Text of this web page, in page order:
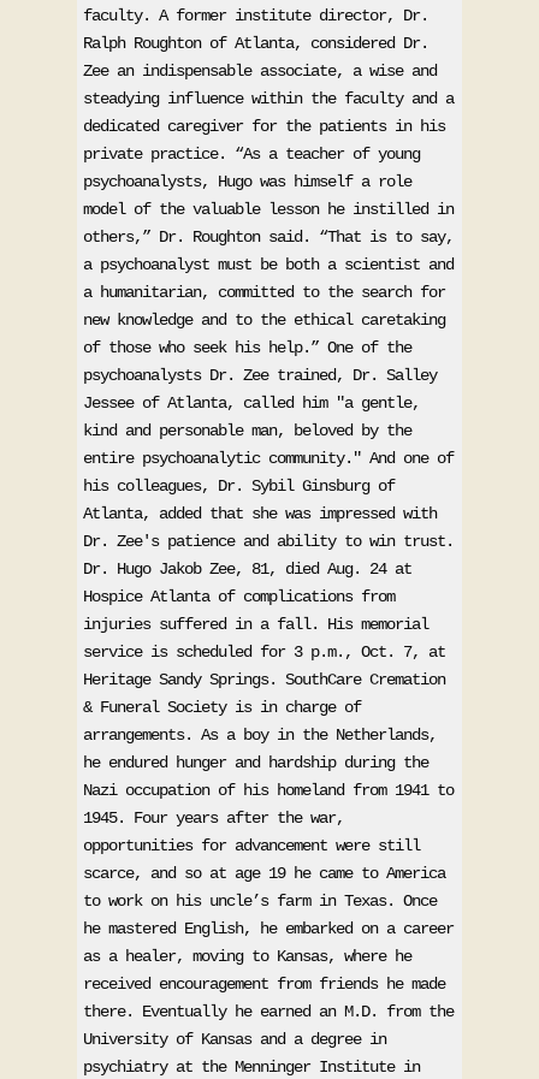
faculty. A former institute director, Dr.
Ralph Roughton of Atlanta, considered Dr.
Zee an indispensable associate, a wise and
steadying influence within the faculty and a
dedicated caregiver for the patients in his
private practice. “As a teacher of young
psychoanalysts, Hugo was himself a role
model of the valuable lesson he instilled in
others,” Dr. Roughton said. “That is to say,
a psychoanalyst must be both a scientist and
a humanitarian, committed to the search for
new knowledge and to the ethical caretaking
of those who seek his help.” One of the
psychoanalysts Dr. Zee trained, Dr. Salley
Jessee of Atlanta, called him "a gentle,
kind and personable man, beloved by the
entire psychoanalytic community." And one of
his colleagues, Dr. Sybil Ginsburg of
Atlanta, added that she was impressed with
Dr. Zee's patience and ability to win trust.
Dr. Hugo Jakob Zee, 81, died Aug. 24 at
Hospice Atlanta of complications from
injuries suffered in a fall. His memorial
service is scheduled for 3 p.m., Oct. 7, at
Heritage Sandy Springs. SouthCare Cremation
& Funeral Society is in charge of
arrangements. As a boy in the Netherlands,
he endured hunger and hardship during the
Nazi occupation of his homeland from 1941 to
1945. Four years after the war,
opportunities for advancement were still
scarce, and so at age 19 he came to America
to work on his uncle’s farm in Texas. Once
he mastered English, he embarked on a career
as a healer, moving to Kansas, where he
received encouragement from friends he made
there. Eventually he earned an M.D. from the
University of Kansas and a degree in
psychiatry at the Menninger Institute in